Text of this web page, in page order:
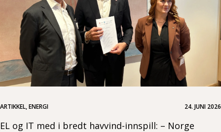
ARTIKKEL, ENERGI 24. JUNI 2026
EL og IT med i bredt havvind-innspill: – Norge